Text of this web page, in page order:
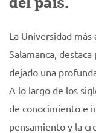
La Universidad
Salamanca,
dejado una
A lo largo de los
de conocimiento e
pensamiento y la